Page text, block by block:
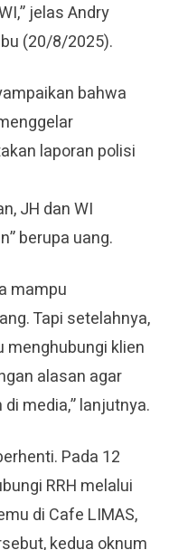
jelas Andry
(20/8/2025).
bahwa
laporan polisi
JH dan WI
berupa uang.
mampu
Tapi setelahnya,
menghubungi klien
alasan agar
media,” lanjutnya.
Pada 12
RRH melalui
di Cafe LIMAS,
kedua oknum